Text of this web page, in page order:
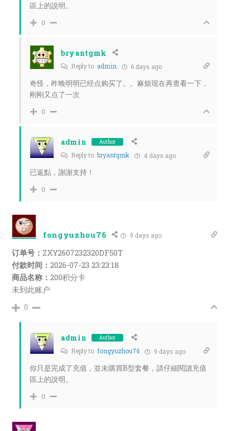
區上的說明。
0
bryantgmk
Reply to admin 6 days ago
奇怪，昨晚明明已经点购买了。。麻烦现在再查看一下，
刚刚又点了一次
0
admin Author
Reply to bryantgmk 4 days ago
已返點，謝謝支持！
0
fongyuzhou76 9 days ago
订单号： ZXY2607232320DF50T
付款时间： 2026-07-23 23:23:18
商品名称： 200积分卡
未到此账户
0
admin Author
Reply to fongyuzhou76 9 days ago
你只是完成了充值，並未購買B型套餐，請仔細閱讀充值
區上的說明。
0